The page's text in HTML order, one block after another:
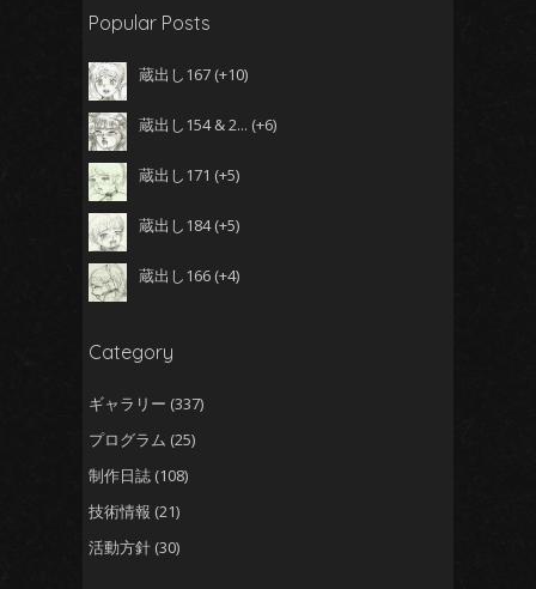
Popular Posts
蔵出し167 +10
蔵出し154 & 2... +6
蔵出し171 +5
蔵出し184 +5
蔵出し166 +4
Category
ギャラリー (337)
プログラム (25)
制作日誌 (108)
技術情報 (21)
活動方針 (30)